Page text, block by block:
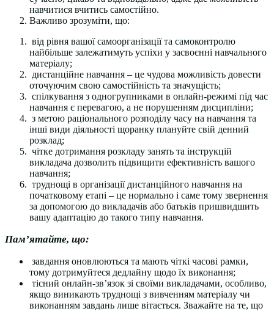
навчитися вчитись самостійно.
Важливо зрозуміти, що:
від рівня вашої самоорганізації та самоконтролю
найбільше залежатимуть успіхи у засвоєнні навчального
матеріалу;
дистанційне навчання – це чудова можливість довести
оточуючим свою самостійність та значущість;
спілкування з одногрупниками в онлайн-режимі під час
навчання є перевагою, а не порушенням дисципліни;
з метою раціонального розподілу часу на навчання та
інші види діяльності щоранку плануйте свій денний
розклад;
чітке дотримання розкладу занять та інструкцій
викладача дозволить підвищити ефективність вашого
навчання;
труднощі в організації дистанційного навчання на
початковому етапі – це нормально і саме тому звернення
за допомогою до викладачів або батьків пришвидшить
вашу адаптацію до такого типу навчання.
Пам’ятайте, що:
завдання оновлюються та мають чіткі часові рамки,
тому дотримуйтеся дедлайну щодо їх виконання;
тісний онлайн-зв’язок зі своїми викладачами, особливо,
якщо виникають труднощі з вивченням матеріалу чи
виконанням завдань лише вітається. Зважайте на те, що